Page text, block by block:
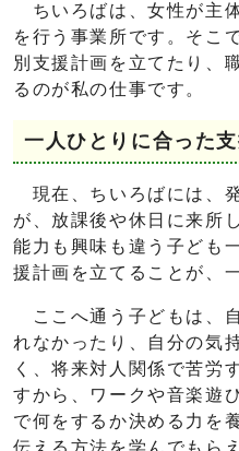
ちいろばは、女性が主
を行う事業所です。そこ
別支援計画を立てたり、
るのが私の仕事です。
一人ひとりに合った
現在、ちいろばには、
が、放課後や休日に来所
能力も興味も違う子ども
援計画を立てることが、
ここへ通う子どもは、
れなかったり、自分の気
く、将来対人関係で苦労
すから、ワークや音楽遊
で何をするか決める力を